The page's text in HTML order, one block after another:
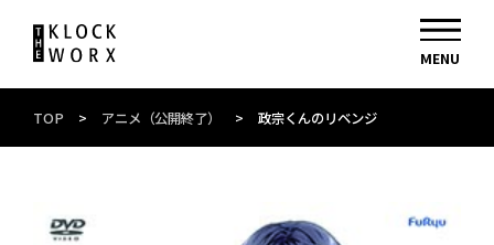
TOP > アニメ（公開終了） > 政宗くんのリベンジ